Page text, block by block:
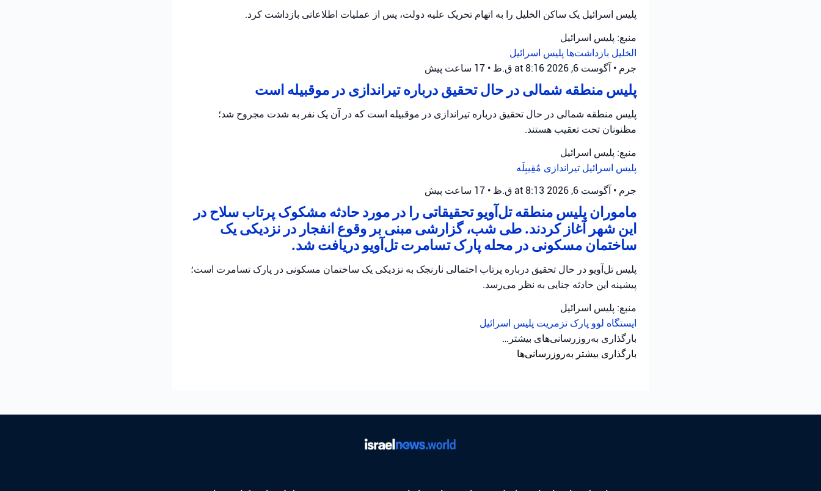
پلیس اسرائیل یک ساکن الخلیل را به اتهام تحریک علیه دولت، پس از عملیات اطلاعاتی بازداشت کرد.
منبع: پلیس اسرائیل
الخلیل بازداشت‌ها پلیس اسرائیل
جرم • آگوست 6, 2026 at 8:16 ق.ظ • 17 ساعت پیش
پلیس منطقه شمالی در حال تحقیق درباره تیراندازی در موقبیله است
پلیس منطقه شمالی در حال تحقیق درباره تیراندازی در موقبیله است که در آن یک نفر به شدت مجروح شد؛
مظنونان تحت تعقیب هستند.
منبع: پلیس اسرائیل
پلیس اسرائیل تیراندازی مُقِیبِلَه
جرم • آگوست 6, 2026 at 8:13 ق.ظ • 17 ساعت پیش
ماموران پلیس منطقه تل‌آویو تحقیقاتی را در مورد حادثه مشکوک پرتاب سلاح در
این شهر آغاز کردند. طی شب، گزارشی مبنی بر وقوع انفجار در نزدیکی یک
ساختمان مسکونی در محله پارک تسامرت تل‌آویو دریافت شد.
پلیس تل‌آویو در حال تحقیق درباره پرتاب احتمالی نارنجک به نزدیکی یک ساختمان مسکونی در پارک تسامرت است؛
پیشینه این حادثه جنایی به نظر می‌رسد.
منبع: پلیس اسرائیل
ایستگاه لوو پارک تزمریت پلیس اسرائیل
بارگذاری به‌روزرسانی‌های بیشتر…
بارگذاری بیشتر به‌روزرسانی‌ها